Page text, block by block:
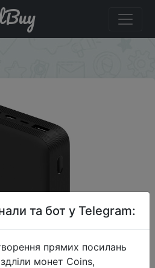
Xiaomi Redmi
Black (VXN4304GL)
та бот у Telegram:
прямих посилань
монет Coins,